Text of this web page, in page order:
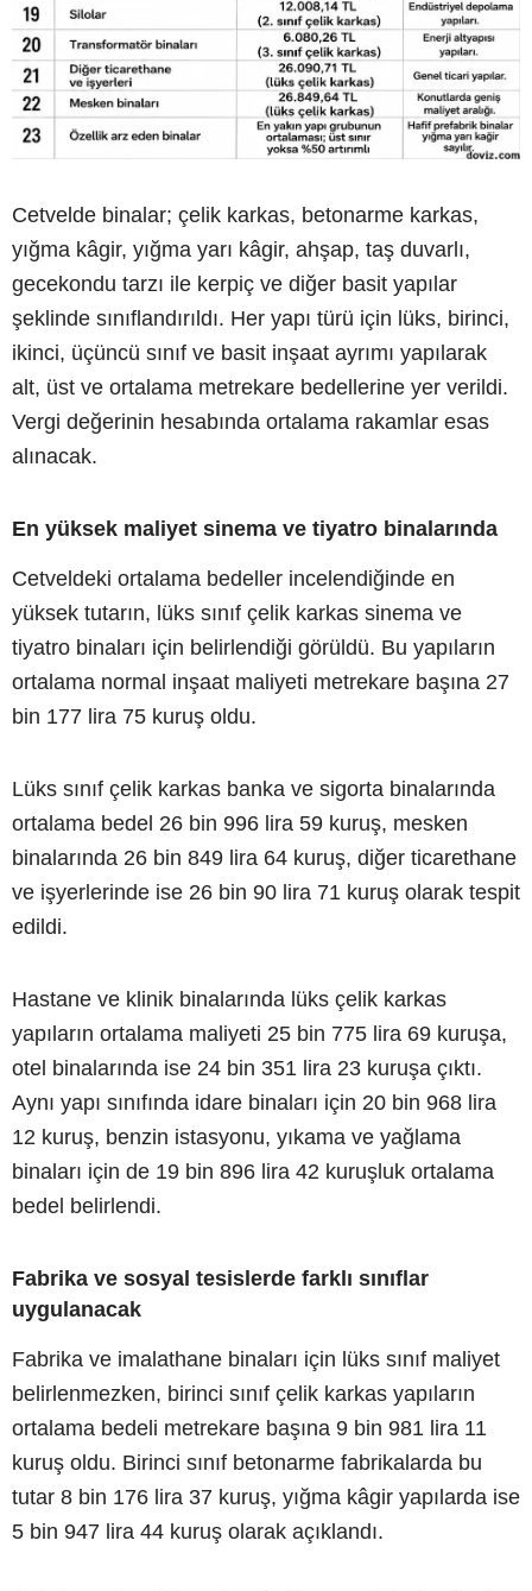
Cetvelde binalar; çelik karkas, betonarme karkas,
yığma kâgir, yığma yarı kâgir, ahşap, taş duvarlı,
gecekondu tarzı ile kerpiç ve diğer basit yapılar
şeklinde sınıflandırıldı. Her yapı türü için lüks, birinci,
ikinci, üçüncü sınıf ve basit inşaat ayrımı yapılarak
alt, üst ve ortalama metrekare bedellerine yer verildi.
Vergi değerinin hesabında ortalama rakamlar esas
alınacak.
En yüksek maliyet sinema ve tiyatro binalarında
Cetveldeki ortalama bedeller incelendiğinde en
yüksek tutarın, lüks sınıf çelik karkas sinema ve
tiyatro binaları için belirlendiği görüldü. Bu yapıların
ortalama normal inşaat maliyeti metrekare başına 27
bin 177 lira 75 kuruş oldu.
Lüks sınıf çelik karkas banka ve sigorta binalarında
ortalama bedel 26 bin 996 lira 59 kuruş, mesken
binalarında 26 bin 849 lira 64 kuruş, diğer ticarethane
ve işyerlerinde ise 26 bin 90 lira 71 kuruş olarak tespit
edildi.
Hastane ve klinik binalarında lüks çelik karkas
yapıların ortalama maliyeti 25 bin 775 lira 69 kuruşa,
otel binalarında ise 24 bin 351 lira 23 kuruşa çıktı.
Aynı yapı sınıfında idare binaları için 20 bin 968 lira
12 kuruş, benzin istasyonu, yıkama ve yağlama
binaları için de 19 bin 896 lira 42 kuruşluk ortalama
bedel belirlendi.
Fabrika ve sosyal tesislerde farklı sınıflar
uygulanacak
Fabrika ve imalathane binaları için lüks sınıf maliyet
belirlenmezken, birinci sınıf çelik karkas yapıların
ortalama bedeli metrekare başına 9 bin 981 lira 11
kuruş oldu. Birinci sınıf betonarme fabrikalarda bu
tutar 8 bin 176 lira 37 kuruş, yığma kâgir yapılarda ise
5 bin 947 lira 44 kuruş olarak açıklandı.